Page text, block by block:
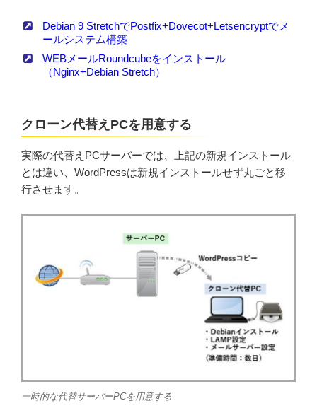
Debian 9 StretchでPostfix+Dovecot+Letsencryptでメ
ールシステム構築
WEBメールRoundcubeをインストール
（Nginx+Debian Stretch）
クローン代替えPCを用意する
実際の代替えPCサーバーでは、上記の新規インストール
とは違い、WordPressは新規インストールせず丸ごと移
行させます。
一時的な代替サーバーPCを用意する